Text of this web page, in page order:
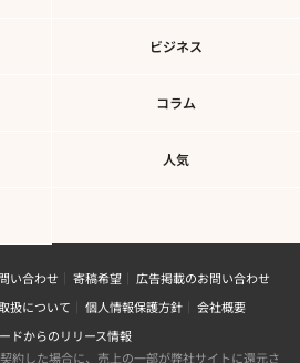
ビジネス
コラム
人気
問い合わせ 寄稿希望
広告掲載のお問い合わせ
扱について 個人情報保護方針
会社概要
ドからのリリース情報
約した場合に、売上の一部が弊社サイトに還元さ